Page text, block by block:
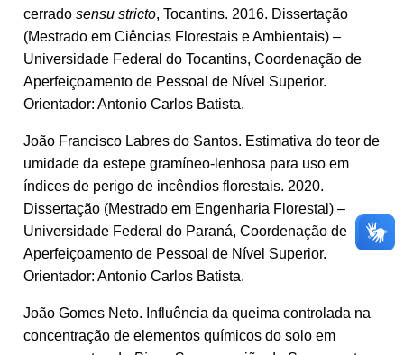
cerrado sensu stricto, Tocantins. 2016. Dissertação
(Mestrado em Ciências Florestais e Ambientais) –
Universidade Federal do Tocantins, Coordenação de
Aperfeiçoamento de Pessoal de Nível Superior.
Orientador: Antonio Carlos Batista.
João Francisco Labres do Santos. Estimativa do teor de
umidade da estepe gramíneo-lenhosa para uso em
índices de perigo de incêndios florestais. 2020.
Dissertação (Mestrado em Engenharia Florestal) –
Universidade Federal do Paraná, Coordenação de
Aperfeiçoamento de Pessoal de Nível Superior.
Orientador: Antonio Carlos Batista.
João Gomes Neto. Influência da queima controlada na
concentração de elementos químicos do solo em